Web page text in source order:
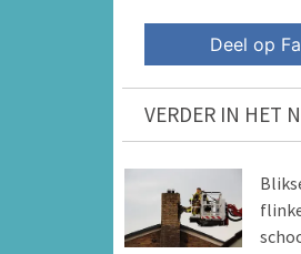
Deel op
VERDER IN HET